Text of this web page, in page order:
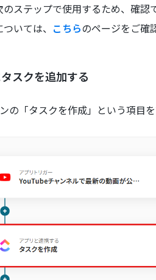
のステップで使用するため、確
いては、 こちらのページをご確
スクを追加する
の「タスクを作成」という項目